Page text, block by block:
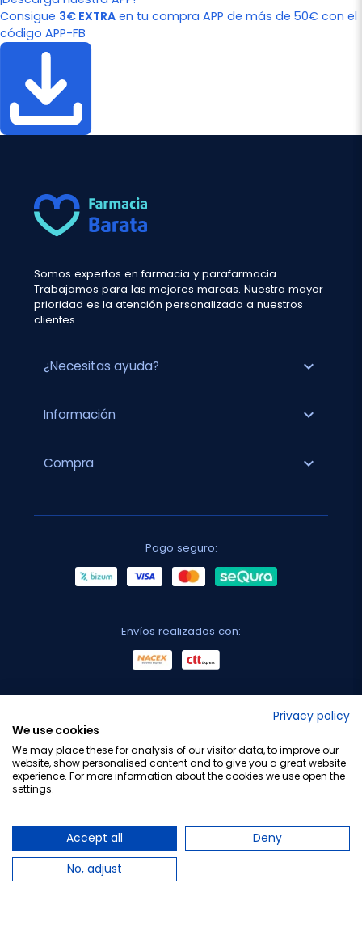
Consigue 3€ EXTRA en tu compra APP de más de 50€ con el
código APP-FB
Somos expertos en farmacia y parafarmacia.
Trabajamos para las mejores marcas. Nuestra mayor
prioridad es la atención personalizada a nuestros
clientes.
¿Necesitas ayuda? expand_more
Información expand_more
Compra expand_more
Pago seguro:
Envíos realizados con:
Privacy policy
We use cookies
We may place these for analysis of our visitor data, to improve our
website, show personalised content and to give you a great website
experience. For more information about the cookies we use open the
settings.
Accept all
Deny
No, adjust